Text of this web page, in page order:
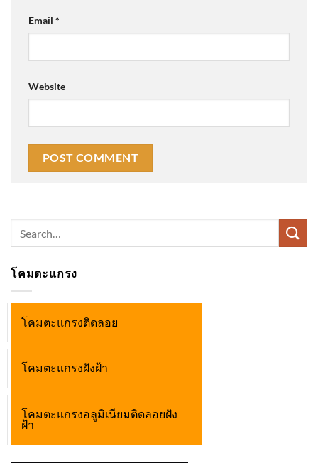
Email *
Website
โคมตะแกรง
โคมตะแกรงติดลอย
โคมตะแกรงฝังฝ้า
โคมตะแกรงอลูมิเนียมติดลอยฝัง
ฝ้า